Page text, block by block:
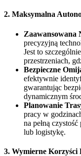
2. Maksymalna
Zaawansowana
precyzyjną
Jest to
przestrzeniach,
Bezpieczne
efektywnie
gwarantując
dynamicznym
Planowanie
pracy w
na pełną
lub logistykę.
3. Wymierne Korzyści